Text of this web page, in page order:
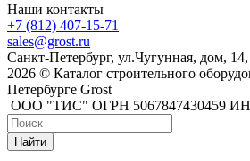
Наши контакты
+7 (812) 407-15-71
sales@grost.ru
Санкт-Петербург, ул.Чугунная, дом,
2026 © Каталог строительного
Петербурге Grost
ООО "ТИС" ОГРН 5067847430459
Найти